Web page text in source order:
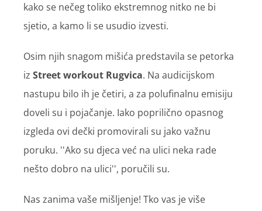
kako se nečeg toliko ekstremnog nitko ne bi
sjetio, a kamo li se usudio izvesti.
Osim njih snagom mišića predstavila se petorka
iz Street workout Rugvica. Na audicijskom
nastupu bilo ih je četiri, a za polufinalnu emisiju
doveli su i pojačanje. Iako poprilično opasnog
izgleda ovi dečki promovirali su jako važnu
poruku. ''Ako su djeca već na ulici neka rade
nešto dobro na ulici'', poručili su.
Nas zanima vaše mišljenje! Tko vas je više